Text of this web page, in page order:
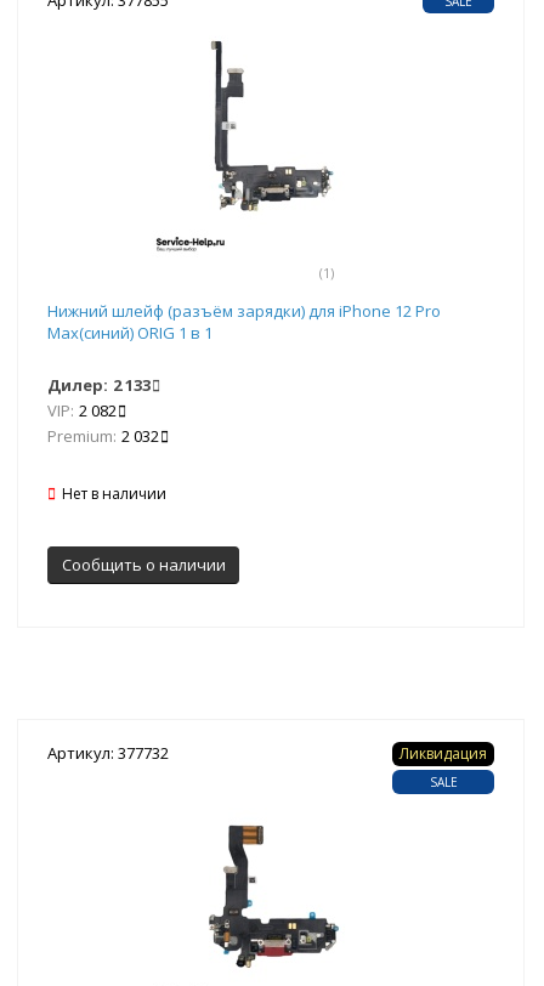
(1)
Нижний шлейф (разъём зарядки) для iPhone 12 Pro
Max(синий) ORIG 1 в 1
Дилер: 2 133
VIP: 2 082
Premium: 2 032
Нет в наличии
Сообщить о наличии
Артикул: 377732 Ликвидация
SALE